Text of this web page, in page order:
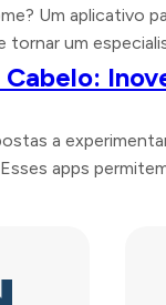
Um aplicativo
tornar um
a
apps